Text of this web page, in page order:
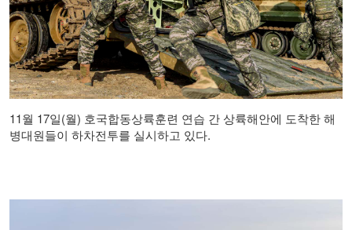
11월 17일(월) 호국합동상륙훈련 연습 간 상륙해안에 도착한 해
병대원들이 하차전투를 실시하고 있다.